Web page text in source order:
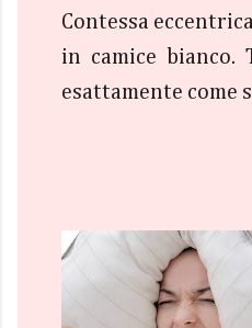
Contessa
in camice
esattamente come